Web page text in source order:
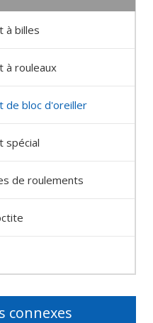
à billes
à rouleaux
de bloc d'oreiller
spécial
de roulements
connexes